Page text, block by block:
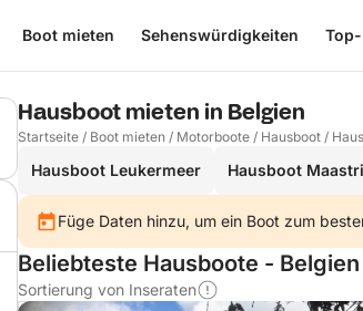
Boot mieten Sehenswürdigkeiten
Hausboot mieten in Belgien
Startseite / Boot mieten / Motorboote / Hausboot /
Hausboot Leukermeer Hausboot
Füge Daten hinzu, um ein Boot zum
Beliebteste Hausboote - Belgien
Sortierung von Inseraten